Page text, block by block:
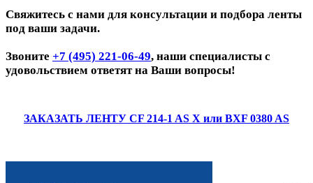
Свяжитесь с нами для консультации и подбора ленты
под ваши задачи.
Звоните +7 (495) 221-06-49, наши специалисты с
удовольствием ответят на Ваши вопросы!
ЗАКАЗАТЬ ЛЕНТУ CF 214-1 AS X или BXF 0380 AS